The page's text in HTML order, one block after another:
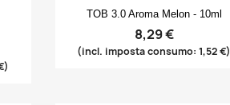
Anteprima
TOB 3.0 Aroma Melon - 10ml
8,29 €
(incl. imposta consumo: 1,52 €)